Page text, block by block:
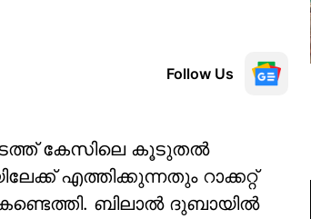
Follow Us
കേസിലെ കൂടുതൽ
എത്തിക്കുന്നതും റാക്കറ്റ്
ബിലാൽ ദുബായിൽ